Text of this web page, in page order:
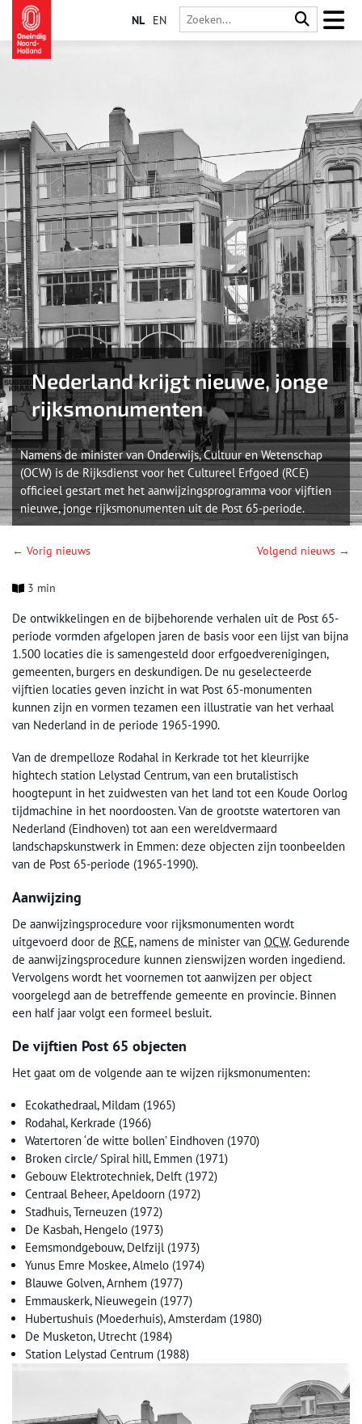
NL EN
Nederland krijgt nieuwe, jonge
rijksmonumenten
Namens de minister van Onderwijs, Cultuur en Wetenschap
(OCW) is de Rijksdienst voor het Cultureel Erfgoed (RCE)
officieel gestart met het aanwijzingsprogramma voor vijftien
nieuwe, jonge rijksmonumenten uit de Post 65-periode.
← Vorig nieuws Volgend nieuws →
3 min
De ontwikkelingen en de bijbehorende verhalen uit de Post 65-
periode vormden afgelopen jaren de basis voor een lijst van bijna
1.500 locaties die is samengesteld door erfgoedverenigingen,
gemeenten, burgers en deskundigen. De nu geselecteerde
vijftien locaties geven inzicht in wat Post 65-monumenten
kunnen zijn en vormen tezamen een illustratie van het verhaal
van Nederland in de periode 1965-1990.
Van de drempelloze Rodahal in Kerkrade tot het kleurrijke
hightech station Lelystad Centrum, van een brutalistisch
hoogtepunt in het zuidwesten van het land tot een Koude Oorlog
tijdmachine in het noordoosten. Van de grootste watertoren van
Nederland (Eindhoven) tot aan een wereldvermaard
landschapskunstwerk in Emmen: deze objecten zijn toonbeelden
van de Post 65-periode (1965-1990).
Aanwijzing
De aanwijzingsprocedure voor rijksmonumenten wordt
uitgevoerd door de RCE, namens de minister van OCW. Gedurende
de aanwijzingsprocedure kunnen zienswijzen worden ingediend.
Vervolgens wordt het voornemen tot aanwijzen per object
voorgelegd aan de betreffende gemeente en provincie. Binnen
een half jaar volgt een formeel besluit.
De vijftien Post 65 objecten
Het gaat om de volgende aan te wijzen rijksmonumenten:
Ecokathedraal, Mildam (1965)
Rodahal, Kerkrade (1966)
Watertoren ‘de witte bollen’ Eindhoven (1970)
Broken circle/ Spiral hill, Emmen (1971)
Gebouw Elektrotechniek, Delft (1972)
Centraal Beheer, Apeldoorn (1972)
Stadhuis, Terneuzen (1972)
De Kasbah, Hengelo (1973)
Eemsmondgebouw, Delfzijl (1973)
Yunus Emre Moskee, Almelo (1974)
Blauwe Golven, Arnhem (1977)
Emmauskerk, Nieuwegein (1977)
Hubertushuis (Moederhuis), Amsterdam (1980)
De Musketon, Utrecht (1984)
Station Lelystad Centrum (1988)